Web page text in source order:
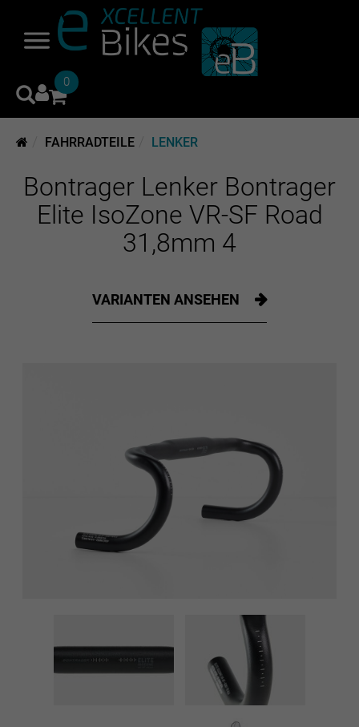
0
FAHRRADTEILE LENKER
Bontrager Lenker Bontrager
Elite IsoZone VR-SF Road
31,8mm 4
VARIANTEN ANSEHEN